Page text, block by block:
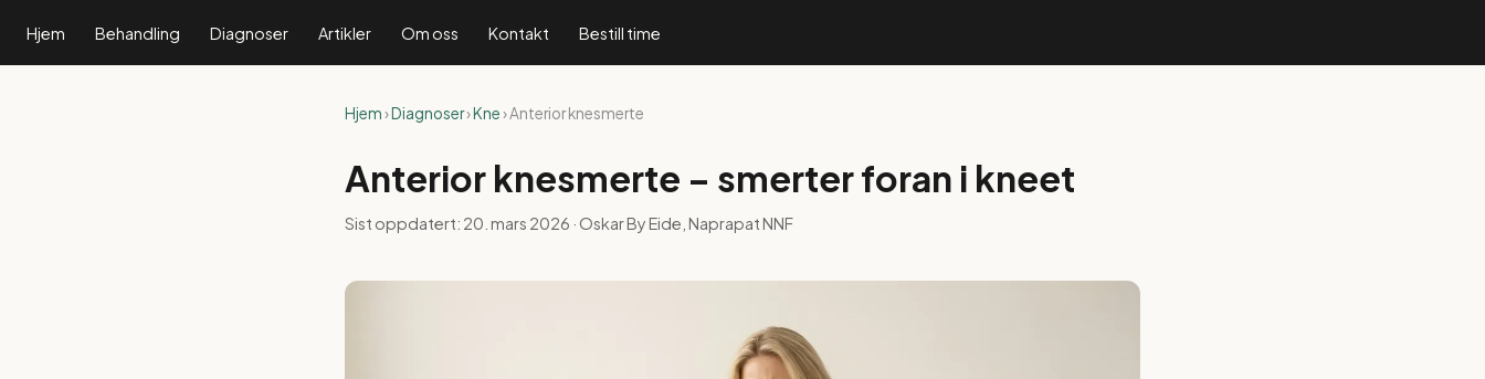
Hjem Behandling Diagnoser Artikler Om oss Kontakt Bestill time
Hjem›Diagnoser›Kne› Anterior knesmerte
Anterior knesmerte – smerter foran i kneet
Sist oppdatert: 20. mars 2026 · Oskar By Eide, Naprapat NNF